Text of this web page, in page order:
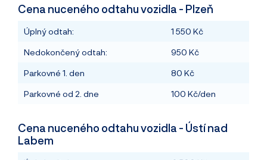
Cena nuceného odtahu vozidla - Plzeň
Úplný odtah: 1 550 Kč
Nedokončený odtah: 950 Kč
Parkovné 1. den 80 Kč
Parkovné od 2. dne 100 Kč/den
Cena nuceného odtahu vozidla - Ústí nad
Labem